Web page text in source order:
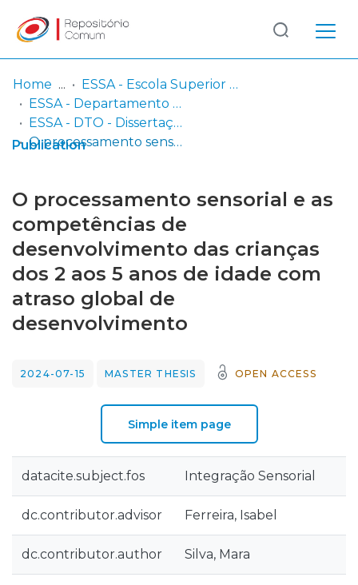
Communities
& Collections
Entities
Statistics
Log
In
(current)
Home
ESSA - Escola Superior de Saúde do Alcoitão
ESSA - Departamento de Terapia Ocupacional
ESSA - DTO - Dissertações (orientações em curso e trabalhos concluídos)
O processamento sensorial e as competências de desenvolvimento das crianças dos 2 aos 5 anos de idade com atraso global de desenvolvimento
Publication
O processamento sensorial e as
competências de
desenvolvimento das crianças
dos 2 aos 5 anos de idade com
atraso global de
desenvolvimento
2024-07-15 MASTER THESIS OPEN ACCESS
Simple item page
datacite.subject.fos Integração Sensorial
dc.contributor.advisor Ferreira, Isabel
dc.contributor.author Silva, Mara